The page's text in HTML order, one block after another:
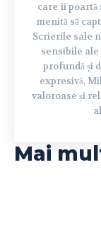
care îi poartă
menită să
Scrierile sale
sensibile
profundă și
expresivă,
valoroase și
Mai